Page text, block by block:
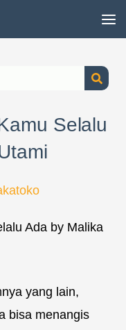
Selalu
yang lain,
bisa menangis